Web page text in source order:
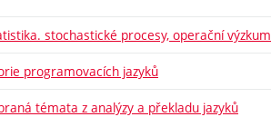
stochastické procesy, operační výzkum
programovacích jazyků
témata z analýzy a překladu jazyků